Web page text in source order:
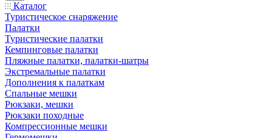
Каталог
Туристическое снаряжение
Палатки
Туристические палатки
Кемпинговые палатки
Пляжные палатки, палатки-шатры
Экстремальные палатки
Дополнения к палаткам
Спальные мешки
Рюкзаки, мешки
Рюкзаки походные
Компрессионные мешки